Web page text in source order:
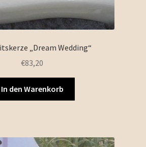
„Dream Wedding“
€83,20
In den Warenkorb